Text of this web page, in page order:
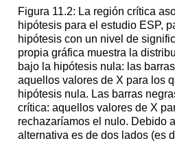
Figura 11.2: La región crítica
hipótesis para el estudio ESP,
hipótesis con un nivel de
propia gráfica muestra la
bajo la hipótesis nula: las
aquellos valores de X para los
hipótesis nula. Las barras
crítica: aquellos valores de X
rechazaríamos el nulo. Debido
alternativa es de dos lados (es